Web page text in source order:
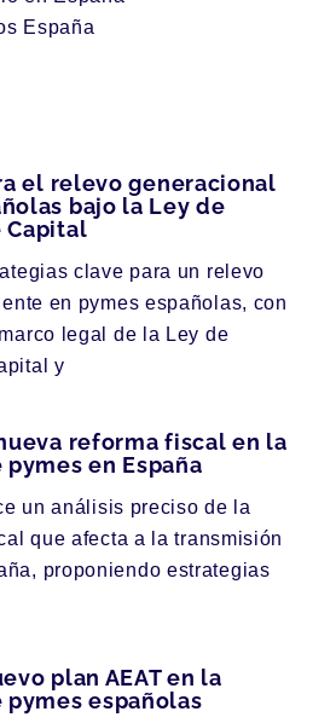
España
el relevo generacional
bajo la Ley de
Capital
clave para un relevo
en pymes españolas, con
legal de la Ley de
y
reforma fiscal en la
en España
un análisis preciso de la
que afecta a la transmisión
proponiendo estrategias
plan AEAT en la
españolas